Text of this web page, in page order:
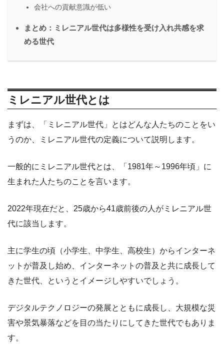
会社への貢献意識が低い
まとめ：ミレニアル世代は多様性を受け入れ共感を求
める世代
ミレニアル世代とは
まずは、「ミレニアル世代」とはどんな人たちのことをい
うのか、ミレニアル世代の定義について説明します。
一般的にミレニアル世代とは、「1981年～1996年頃」に
生まれた人たちのことを言います。
2022年現在だと、25歳から41歳前後の人がミレニアル世
代に該当します。
主に学生の頃（小学生、中学生、高校生）からインターネ
ットが普及し始め、インターネットの普及と共に成長して
きた世代、というとイメージしやすいでしょう。
デジタルテクノロジーの発展とともに成長し、大規模な災
害や景気暴落などを目の当たりにしてきた世代でもありま
す。